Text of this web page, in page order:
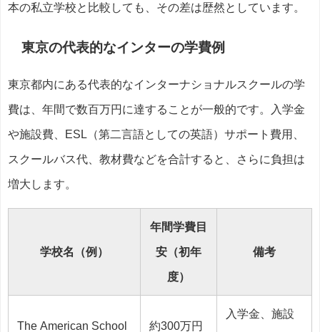
本の私立学校と比較しても、その差は歴然としています。
東京の代表的なインターの学費例
東京都内にある代表的なインターナショナルスクールの学
費は、年間で数百万円に達することが一般的です。入学金
や施設費、ESL（第二言語としての英語）サポート費用、
スクールバス代、教材費などを合計すると、さらに負担は
増大します。
学校名（例）
年間学費目
安（初年
度）
備考
The American School 約300万円
入学金、施設